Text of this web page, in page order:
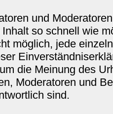
und
so schnell wie
möglich, jede
die Meinung des
Moderatoren und
sind.